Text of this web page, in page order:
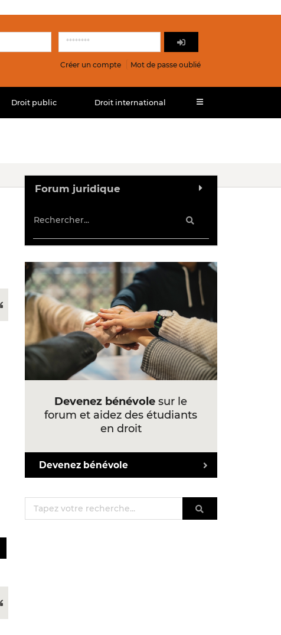
Créer un compte Mot de passe oublié
Droit public Droit international
Forum juridique
Devenez bénévole sur le
forum et aidez des étudiants
en droit
Devenez bénévole